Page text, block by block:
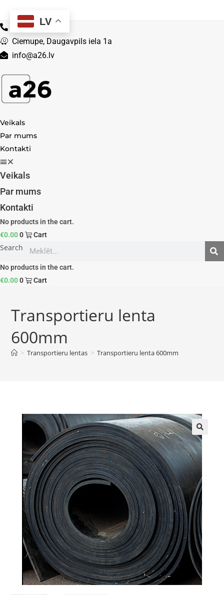
content29204800
Ciemupe, Daugavpils iela 1a
info@a26.lv
Veikals
Par mums
Kontakti
Veikals
Par mums
Kontakti
No products in the cart.
€0.000 Cart
Search
No products in the cart.
€0.000 Cart
Transportieru lenta
600mm
> Transportieru lentas > Transportieru lenta 600mm
🔍
LV